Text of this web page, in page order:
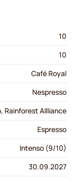
10
10
Café Royal
Nespresso
Rainforest Allliance
Espresso
Intenso (9/10)
30.09.2027